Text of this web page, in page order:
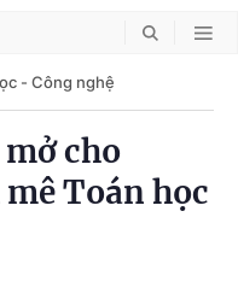
- Công nghệ
cho
Toán học